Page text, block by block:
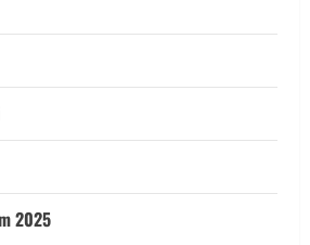
2025